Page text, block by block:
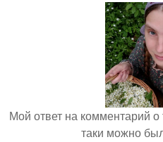
Мой ответ на комментарий
таки можно